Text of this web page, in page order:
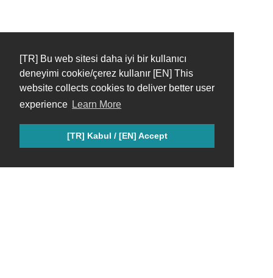
[TR] Bu web sitesi daha iyi bir kullanıcı
deneyimi cookie/çerez kullanır [EN] This
website collects cookies to deliver better user
experience Learn More
[TR] Kabul / [EN] Accept